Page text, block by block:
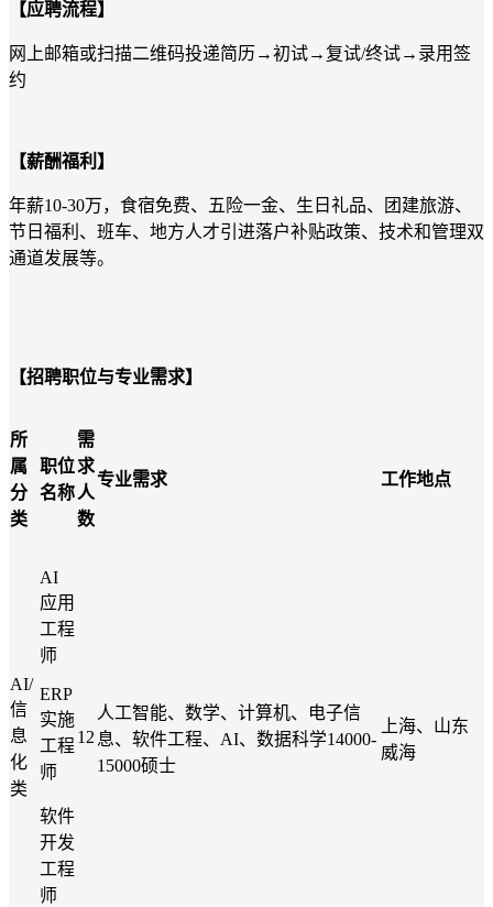
【应聘流程】
网上邮箱或扫描二维码投递简历 →初试→复试/终试→录用签
约
【薪酬福利】
年薪10-30万，食宿免费、五险一金、生日礼品、团建旅游、
节日福利、班车、地方人才引进落户补贴政策、技术和管理双
通道发展等。
【招聘职位与专业需求】
所
属
分
类
职位
名称
需
求
人
数
专业需求 工作地点
AI/
信
息
化
类
AI
应用
工程
师
ERP
实施
工程
师
软件
开发
工程
师
12
人工智能、数学、计算机、电子信
息、软件工程、 AI、数据科学14000-
15000硕士
上海、山东
威海